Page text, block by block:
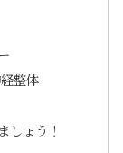
整体
しょう！